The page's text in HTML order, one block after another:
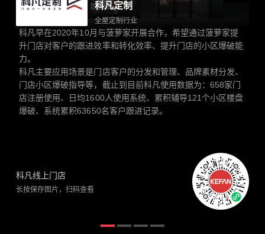
科凡定制
全屋定制行业
科凡早在2020年10月与菠萝家开展合作，希望通过菠萝家提
升门店对客户的跟进效率和转化效率、提升门店的小区爆破能
力。
科凡主要应用场景是门店客户的分发和管理、品牌素材分发、
门店小区爆破指导等，截止到目前科凡使用数据为：658家门
店注册使用、日均1600人使用系统、累积辅导121个小区楼盘
爆破、系统累积63650名客户跟进记录。
科凡线上门店
长按保存图片，扫码查看